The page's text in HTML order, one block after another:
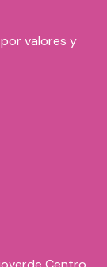
valores y